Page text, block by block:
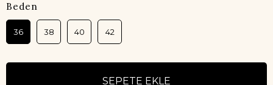
Beden
36 38 40 42